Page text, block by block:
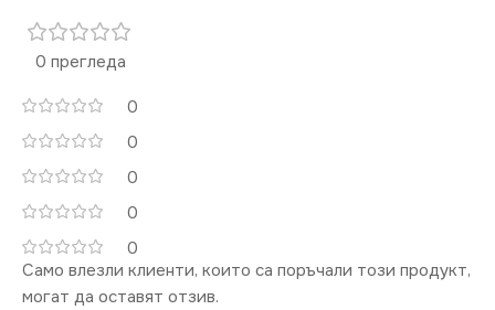
0 прегледа
0
0
0
0
0
Само влезли клиенти, които са поръчали този продукт,
могат да оставят отзив.